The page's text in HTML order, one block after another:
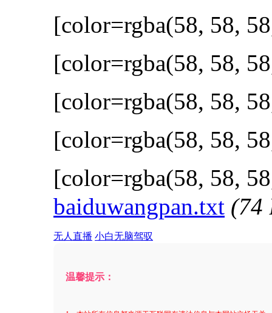
[color=rgba(58, 58,
[color=rgba(58, 58,
[color=rgba(58, 58,
[color=rgba(58, 58,
[color=rgba(58, 58,
baiduwangpan.txt (74
无人直播 小白无脑驾驭
温馨提示：